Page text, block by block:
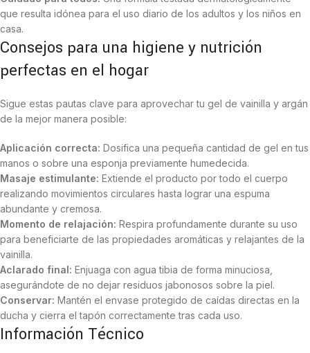
que resulta idónea para el uso diario de los adultos y los niños en
casa.
Consejos para una higiene y nutrición
perfectas en el hogar
Sigue estas pautas clave para aprovechar tu gel de vainilla y argán
de la mejor manera posible:
Aplicación correcta: Dosifica una pequeña cantidad de gel en tus
manos o sobre una esponja previamente humedecida.
Masaje estimulante: Extiende el producto por todo el cuerpo
realizando movimientos circulares hasta lograr una espuma
abundante y cremosa.
Momento de relajación: Respira profundamente durante su uso
para beneficiarte de las propiedades aromáticas y relajantes de la
vainilla.
Aclarado final: Enjuaga con agua tibia de forma minuciosa,
asegurándote de no dejar residuos jabonosos sobre la piel.
Conservar: Mantén el envase protegido de caídas directas en la
ducha y cierra el tapón correctamente tras cada uso.
Información Técnico